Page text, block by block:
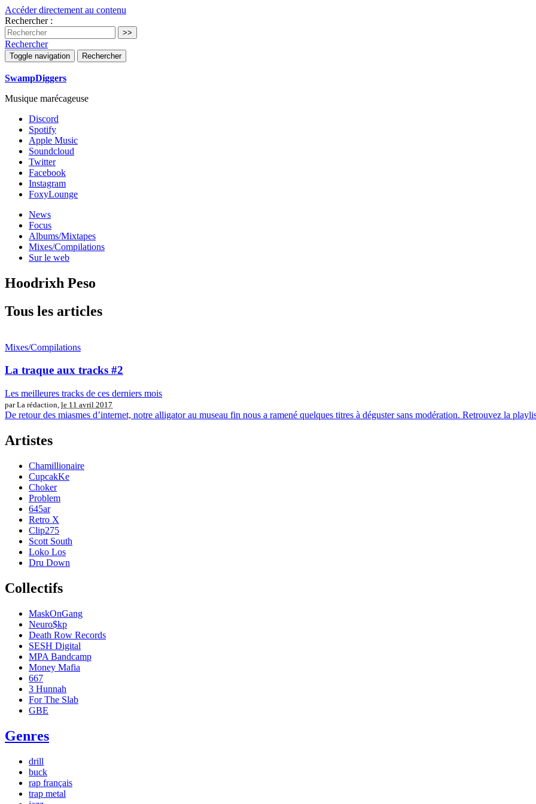
Accéder directement au contenu
Rechercher :
Rechercher
Toggle navigation Rechercher
SwampDiggers
Musique marécageuse
Discord
Spotify
Apple Music
Soundcloud
Twitter
Facebook
Instagram
FoxyLounge
News
Focus
Albums/Mixtapes
Mixes/Compilations
Sur le web
Hoodrixh Peso
Tous les articles
Mixes/Compilations
La traque aux tracks #2
Les meilleures tracks de ces derniers mois
par La rédaction, le 11 avril 2017
De retour des miasmes d’internet, notre alligator au museau fin nous a ramené quelques titres à déguster sans modération. Retrouvez la
Artistes
Chamillionaire
CupcakKe
Choker
Problem
645ar
Retro X
Clip275
Scott South
Loko Los
Dru Down
Collectifs
MaskOnGang
Neuro$kp
Death Row Records
SESH Digital
MPA Bandcamp
Money Mafia
667
3 Hunnah
For The Slab
GBE
Genres
drill
buck
rap français
trap metal